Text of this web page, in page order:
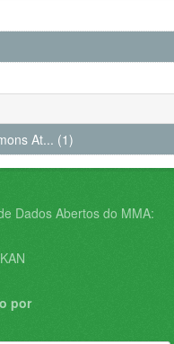
At... (1)
Dados Abertos do MMA:
por